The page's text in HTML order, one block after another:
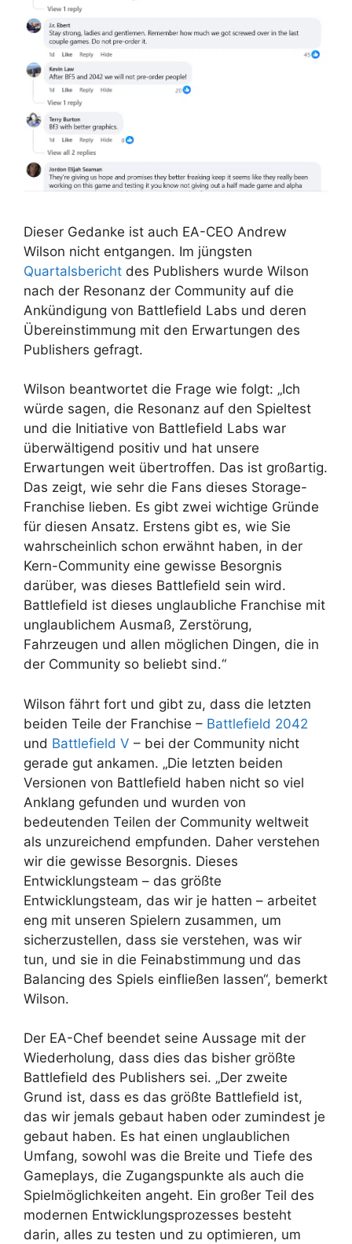
Dieser Gedanke ist auch EA-CEO Andrew
Wilson nicht entgangen. Im jüngsten
Quartalsbericht des Publishers wurde Wilson
nach der Resonanz der Community auf die
Ankündigung von Battlefield Labs und deren
Übereinstimmung mit den Erwartungen des
Publishers gefragt.
Wilson beantwortet die Frage wie folgt: „Ich
würde sagen, die Resonanz auf den Spieltest
und die Initiative von Battlefield Labs war
überwältigend positiv und hat unsere
Erwartungen weit übertroffen. Das ist großartig.
Das zeigt, wie sehr die Fans dieses Storage-
Franchise lieben. Es gibt zwei wichtige Gründe
für diesen Ansatz. Erstens gibt es, wie Sie
wahrscheinlich schon erwähnt haben, in der
Kern-Community eine gewisse Besorgnis
darüber, was dieses Battlefield sein wird.
Battlefield ist dieses unglaubliche Franchise mit
unglaublichem Ausmaß, Zerstörung,
Fahrzeugen und allen möglichen Dingen, die in
der Community so beliebt sind.“
Wilson fährt fort und gibt zu, dass die letzten
beiden Teile der Franchise – Battlefield 2042
und Battlefield V – bei der Community nicht
gerade gut ankamen. „Die letzten beiden
Versionen von Battlefield haben nicht so viel
Anklang gefunden und wurden von
bedeutenden Teilen der Community weltweit
als unzureichend empfunden. Daher verstehen
wir die gewisse Besorgnis. Dieses
Entwicklungsteam – das größte
Entwicklungsteam, das wir je hatten – arbeitet
eng mit unseren Spielern zusammen, um
sicherzustellen, dass sie verstehen, was wir
tun, und sie in die Feinabstimmung und das
Balancing des Spiels einfließen lassen“, bemerkt
Wilson.
Der EA-Chef beendet seine Aussage mit der
Wiederholung, dass dies das bisher größte
Battlefield des Publishers sei. „Der zweite
Grund ist, dass es das größte Battlefield ist,
das wir jemals gebaut haben oder zumindest je
gebaut haben. Es hat einen unglaublichen
Umfang, sowohl was die Breite und Tiefe des
Gameplays, die Zugangspunkte als auch die
Spielmöglichkeiten angeht. Ein großer Teil des
modernen Entwicklungsprozesses besteht
darin, alles zu testen und zu optimieren, um